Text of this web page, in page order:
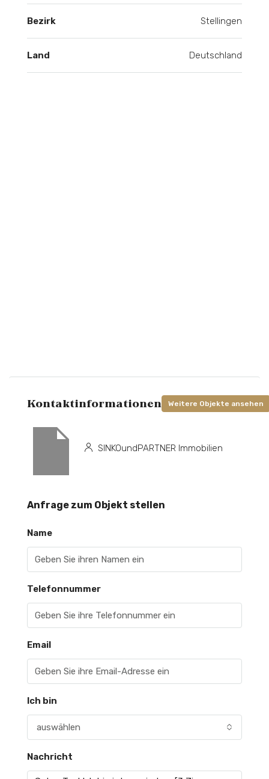
Bezirk Stellingen
Land Deutschland
Kontaktinformationen Weitere Objekte ansehen
SINKOundPARTNER Immobilien
Anfrage zum Objekt stellen
Name
Telefonnummer
Email
Ich bin
auswählen
Nachricht